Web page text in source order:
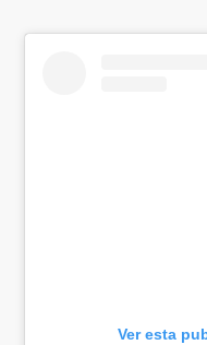
Ver esta